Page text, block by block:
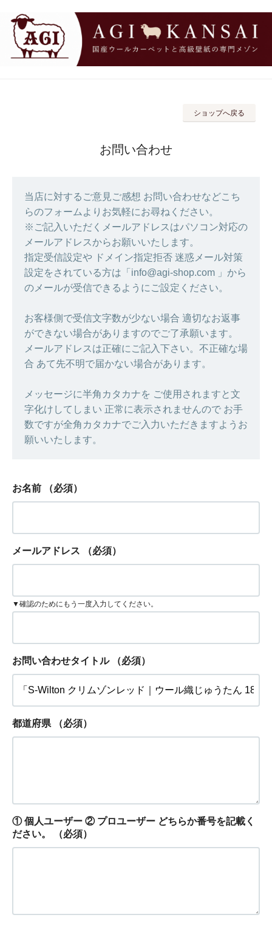
ショップへ戻る
お問い合わせ
当店に対するご意見ご感想 お問い合わせなどこち
らのフォームよりお気軽にお尋ねください。
※ご記入いただくメールアドレスはパソコン対応の
メールアドレスからお願いいたします。
指定受信設定や ドメイン指定拒否 迷惑メール対策
設定をされている方は「info@agi-shop.com 」から
のメールが受信できるようにご設定ください。
お客様側で受信文字数が少ない場合 適切なお返事
ができない場合がありますのでご了承願います。
メールアドレスは正確にご記入下さい。不正確な場
合 あて先不明で届かない場合があります。
メッセージに半角カタカナを ご使用されますと文
字化けしてしまい 正常に表示されませんので お手
数ですが全角カタカナでご入力いただきますようお
願いいたします。
お名前 （必須）
メールアドレス （必須）
▼確認のためにもう一度入力してください。
お問い合わせタイトル （必須）
都道府県 （必須）
① 個人ユーザー ② プロユーザー どちらか番号を記載く
ださい。
（必須）